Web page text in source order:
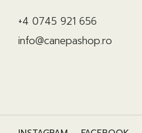
+4 0745 921 656
info@canepashop.ro